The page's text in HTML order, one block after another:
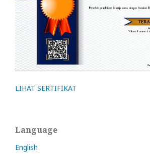
LIHAT SERTIFIKAT
Language
English